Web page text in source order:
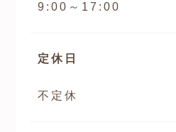
9:00～17:00
定休日
不定休